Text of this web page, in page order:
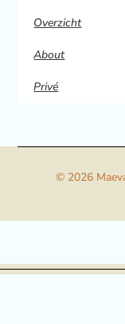
Overzicht
About
Privé
© 2026